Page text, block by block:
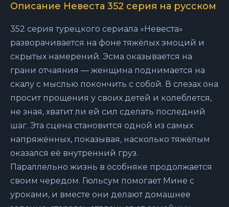
Описание Невеста 352 серия на русском
352 серия турецкого сериала «Невеста»
разворачивается на фоне тяжёлых эмоций и
скрытых намерений. Эсма оказывается на
грани отчаяния — женщина поднимается на
скалу с мыслью покончить с собой. В слезах она
просит прощения у своих детей и колеблется,
не зная, хватит ли ей сил сделать последний
шаг. Эта сцена становится одной из самых
напряжённых, показывая, насколько тяжёлым
оказался её внутренний груз.
Параллельно жизнь в особняке продолжается
своим чередом. Гюльсум помогает Мине с
уроками, и вместе они делают домашнее